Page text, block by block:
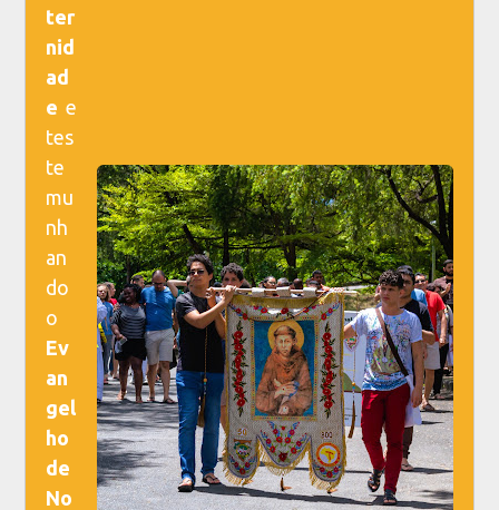
ter
nid
ad
e e
tes
te
mu
nh
an
do
o
Ev
an
gel
ho
de
No